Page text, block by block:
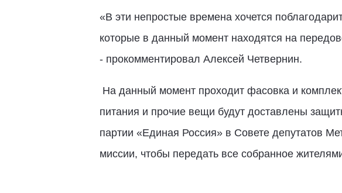
«В эти непростые времена хочется
которые в данный момент находятся на
- прокомментировал Алексей Четвернин.
На данный момент проходит фасовка и
питания и прочие вещи будут доставлены
партии «Единая Россия» в Совете депутатов
миссии, чтобы передать все собранное